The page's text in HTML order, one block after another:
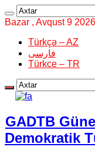
Bazar , Avqust 9 2026
Türkçə – AZ
فارسی
Türkce – TR
GADTB
Demokratik